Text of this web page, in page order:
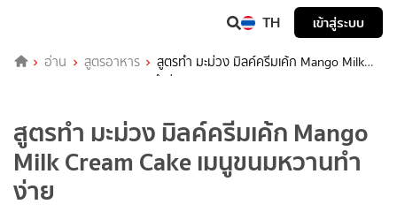
TH เข้าสู่ระบบ
อ่าน สูตรอาหาร
สูตรทำ มะม่วง มิลค์ครีมเค้ก Mango Milk
Cream Cake เมนูขนมหวานทำง่าย
สูตรทำ มะม่วง มิลค์ครีมเค้ก Mango
Milk Cream Cake เมนูขนมหวานทำ
ง่าย